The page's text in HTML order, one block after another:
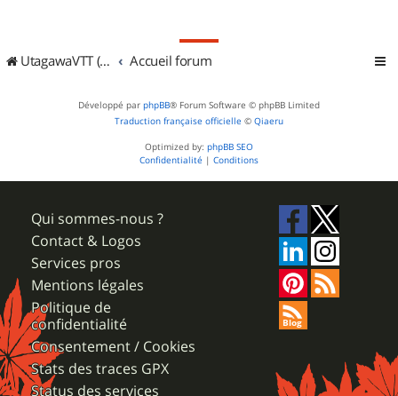
UtagawaVTT (Randos VTT et VTTAE avec traces GPS) Accueil forum
Développé par phpBB® Forum Software © phpBB Limited
Traduction française officielle © Qiaeru
Optimized by: phpBB SEO
Confidentialité | Conditions
Qui sommes-nous ?
Contact & Logos
Services pros
Mentions légales
Politique de
confidentialité
Consentement / Cookies
Stats des traces GPX
Status des services